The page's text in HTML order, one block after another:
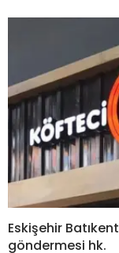
Eskişehir
göndermesi hk.